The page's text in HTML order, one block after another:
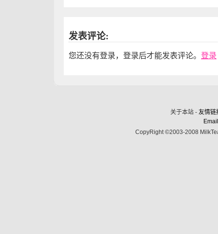
发表评论:
您还没有登录，登录后才能发表评论。 登录
关于本站 - 友情链
CopyRight ©2003-2008